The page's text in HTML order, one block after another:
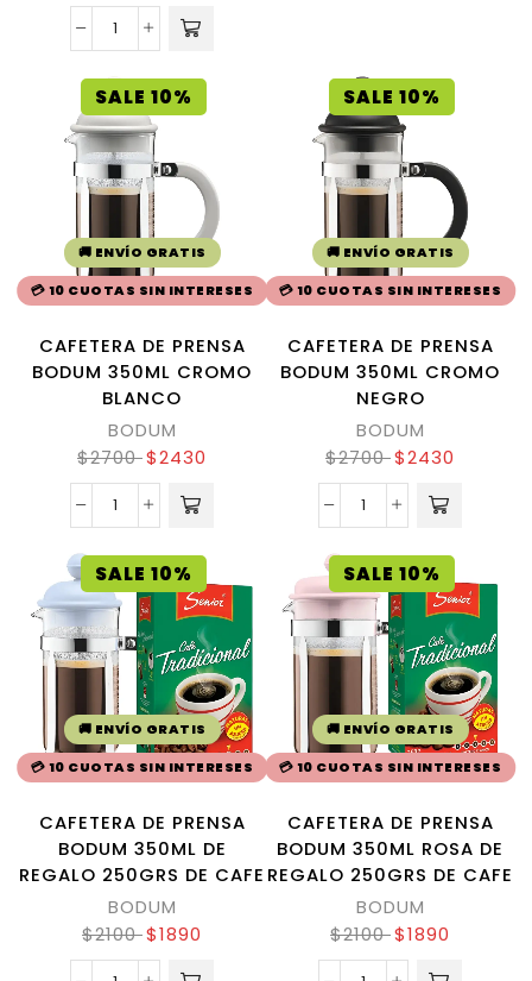
SALE 10%
🚚 ENVÍO GRATIS
💳 10 CUOTAS SIN INTERESES
CAFETERA DE PRENSA
BODUM 350ML CROMO
BLANCO
BODUM
$2700 $2430
SALE 10%
🚚 ENVÍO GRATIS
💳 10 CUOTAS SIN INTERESES
CAFETERA DE PRENSA
BODUM 350ML CROMO
NEGRO
BODUM
$2700 $2430
SALE 10%
🚚 ENVÍO GRATIS
💳 10 CUOTAS SIN INTERESES
CAFETERA DE PRENSA
BODUM 350ML DE
REGALO 250GRS DE CAFE
BODUM
$2100 $1890
SALE 10%
🚚 ENVÍO GRATIS
💳 10 CUOTAS SIN INTERESES
CAFETERA DE PRENSA
BODUM 350ML ROSA DE
REGALO 250GRS DE CAFE
BODUM
$2100 $1890